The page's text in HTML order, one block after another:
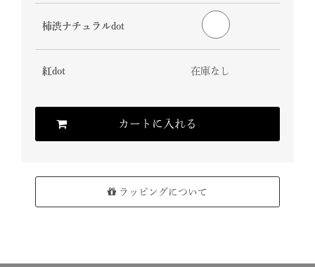
柿渋ナチュラルdot
紅dot 在庫なし
カートに入れる
ラッピングについて